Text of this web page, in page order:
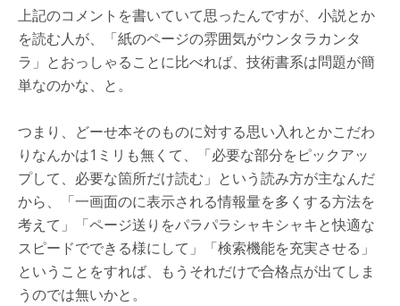
上記のコメントを書いていて思ったんですが、小説とか
を読む人が、「紙のページの雰囲気がウンタラカンタ
ラ」とおっしゃることに比べれば、技術書系は問題が簡
単なのかな、と。
つまり、どーせ本そのものに対する思い入れとかこだわ
りなんかは1ミリも無くて、「必要な部分をピックアッ
プして、必要な箇所だけ読む」という読み方が主なんだ
から、「一画面のに表示される情報量を多くする方法を
考えて」「ページ送りをパラパラシャキシャキと快適な
スピードでできる様にして」「検索機能を充実させる」
ということをすれば、もうそれだけで合格点が出てしま
うのでは無いかと。